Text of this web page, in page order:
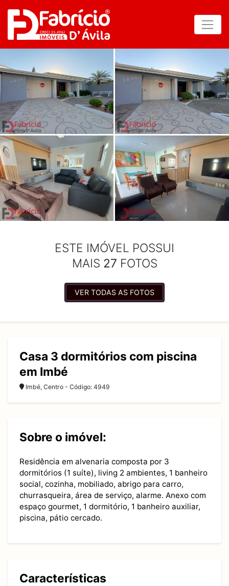
ESTE IMÓVEL POSSUI
MAIS 27 FOTOS
VER TODAS AS FOTOS
Casa 3 dormitórios com piscina
em Imbé
Imbé, Centro - Código: 4949
Sobre o imóvel:
Residência em alvenaria composta por 3
dormitórios (1 suíte), living 2 ambientes, 1 banheiro
social, cozinha, mobiliado, abrigo para carro,
churrasqueira, área de serviço, alarme. Anexo com
espaço gourmet, 1 dormitório, 1 banheiro auxiliar,
piscina, pátio cercado.
Características